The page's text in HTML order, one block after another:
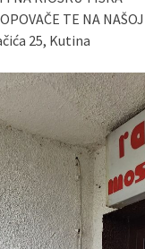
TE NA
25, Kutina